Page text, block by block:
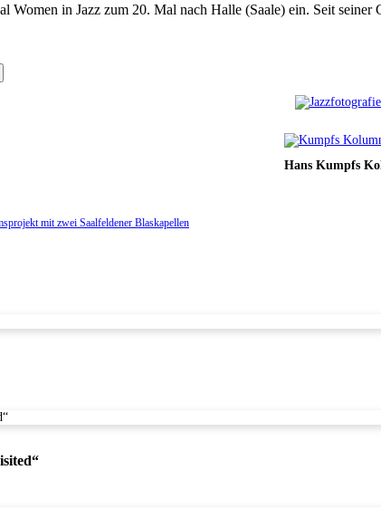
Women in Jazz zum 20. Mal nach Halle (Saale) ein. Seit
Hans Kumpfs
mit zwei Saalfeldener Blaskapellen